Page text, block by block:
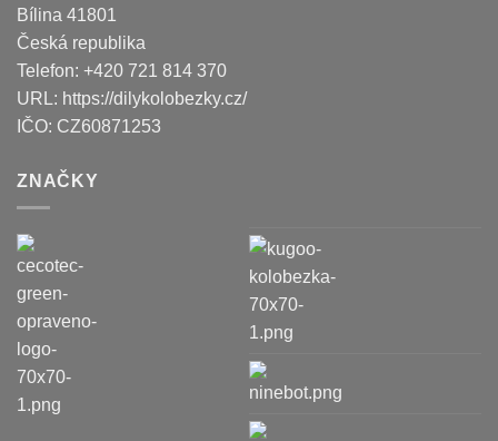
Bílina 41801
Česká republika
Telefon: +420 721 814 370
URL: https://dilykolobezky.cz/
IČO: CZ60871253
ZNAČKY